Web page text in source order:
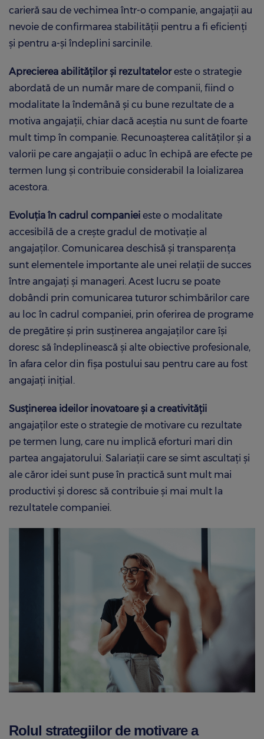
carieră sau de vechimea într-o companie, angajații au
nevoie de confirmarea stabilității pentru a fi eficienți
și pentru a-și îndeplini sarcinile.
Aprecierea abilităților și rezultateloreste o strategie
abordată de un număr mare de companii, fiind o
modalitate la îndemână și cu bune rezultate de a
motiva angajații, chiar dacă aceștia nu sunt de foarte
mult timp în companie. Recunoașterea calităților și a
valorii pe care angajații o aduc în echipă are efecte pe
termen lung și contribuie considerabil la loializarea
acestora.
Evoluția în cadrul companiei este o modalitate
accesibilă de a crește gradul de motivație al
angajaților. Comunicarea deschisă și transparența
sunt elementele importante ale unei relații de succes
între angajați și manageri. Acest lucru se poate
dobândi prin comunicarea tuturor schimbărilor care
au loc în cadrul companiei, prin oferirea de programe
de pregătire și prin susținerea angajaților care își
doresc să îndeplinească și alte obiective profesionale,
în afara celor din fișa postului sau pentru care au fost
angajați inițial.
Susținerea ideilor inovatoare și a creativității
angajaților este o strategie de motivare cu rezultate
pe termen lung, care nu implică eforturi mari din
partea angajatorului. Salariații care se simt ascultați și
ale căror idei sunt puse în practică sunt mult mai
productivi și doresc să contribuie şi mai mult la
rezultatele companiei.
Rolul strategiilor de motivare a